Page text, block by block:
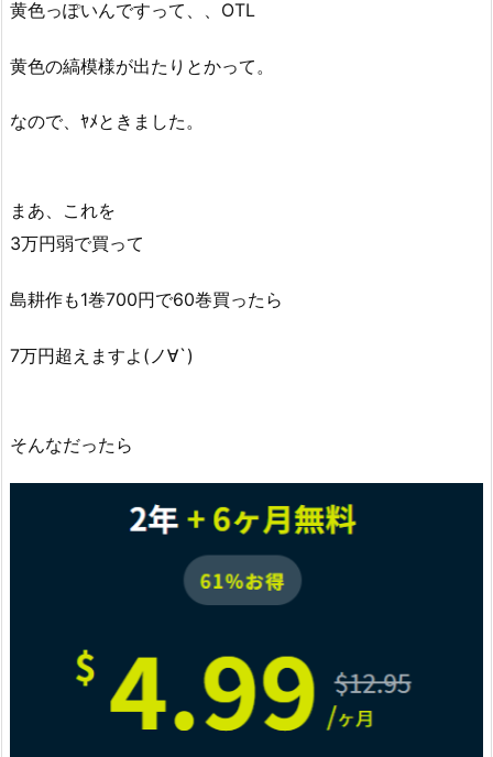
黄色っぽいんですって、、OTL
黄色の縞模様が出たりとかって。
なので、ﾔﾒときました。
まあ、これを
3万円弱で買って
島耕作も1巻700円で60巻買ったら
7万円超えますよ(ノ∀`)
そんなだったら